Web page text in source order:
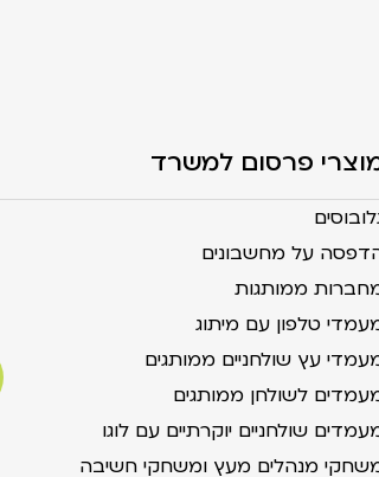
פרסום למשרד
על מחשבונים
ממותגות
טלפון עם מיתוג
עץ שולחניים ממותגים
לשולחן ממותגים
שולחניים יוקרתיים עם לוגו
מנהלים מעץ ומשחקי חשיבה